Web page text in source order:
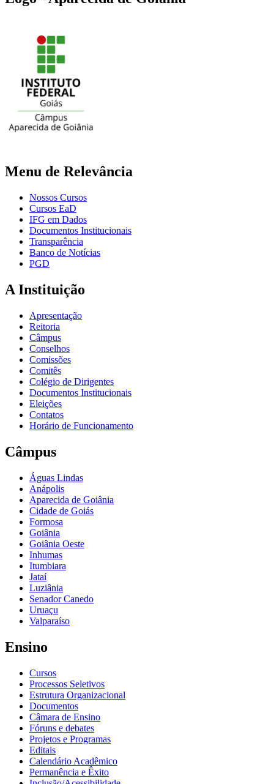
Menu de Relevância
Nossos Cursos
Cursos EaD
IFG em Dados
Documentos Institucionais
Transparência
Banco de Notícias
PGD
A Instituição
Apresentação
Reitoria
Câmpus
Conselhos
Comissões
Comitês
Colégio de Dirigentes
Documentos Institucionais
Eleições
Contatos
Horário de Funcionamento
Câmpus
Águas Lindas
Anápolis
Aparecida de Goiânia
Cidade de Goiás
Formosa
Goiânia
Goiânia Oeste
Inhumas
Itumbiara
Jataí
Luziânia
Senador Canedo
Uruaçu
Valparaíso
Ensino
Cursos
Processos Seletivos
Estrutura Organizacional
Documentos
Câmara de Ensino
Fóruns e debates
Projetos e Programas
Editais
Calendário Acadêmico
Permanência e Êxito